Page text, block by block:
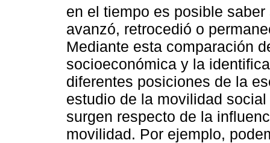
en el tiempo es posible
avanzó, retrocedió o
Mediante esta comparación
socioeconómica y la
diferentes posiciones de la
estudio de la movilidad
surgen respecto de la
movilidad. Por ejemplo,